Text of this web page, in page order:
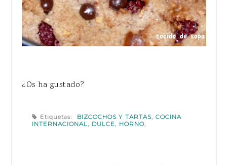
¿Os ha gustado?
Etiquetas: BIZCOCHOS Y TARTAS, COCINA
INTERNACIONAL, DULCE, HORNO,